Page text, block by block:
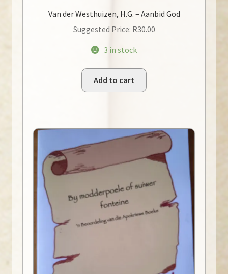
Van der Westhuizen, H.G. – Aanbid God
Suggested Price: R30.00
3 in stock
Add to cart